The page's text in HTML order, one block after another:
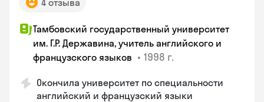
4 отзыва
Тамбовский государственный университет
им. Г.Р. Державина, учитель английского и
французского языков • 1998 г.
Окончила университет по специальности
английский и французский языки